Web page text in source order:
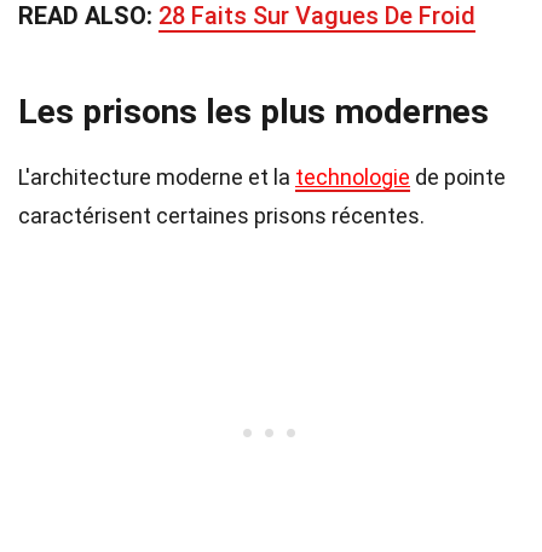
READ ALSO: 28 Faits Sur Vagues De Froid
Les prisons les plus modernes
L'architecture moderne et la technologie de pointe
caractérisent certaines prisons récentes.